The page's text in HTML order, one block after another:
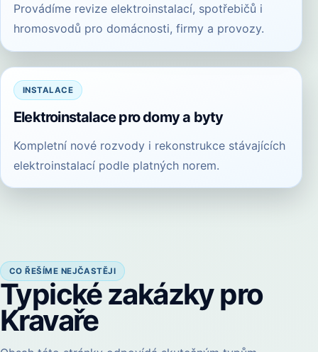
Provádíme revize elektroinstalací, spotřebičů i
hromosvodů pro domácnosti, firmy a provozy.
INSTALACE
Elektroinstalace pro domy a byty
Kompletní nové rozvody i rekonstrukce stávajících
elektroinstalací podle platných norem.
CO ŘEŠÍME NEJČASTĚJI
Typické zakázky pro
Kravaře